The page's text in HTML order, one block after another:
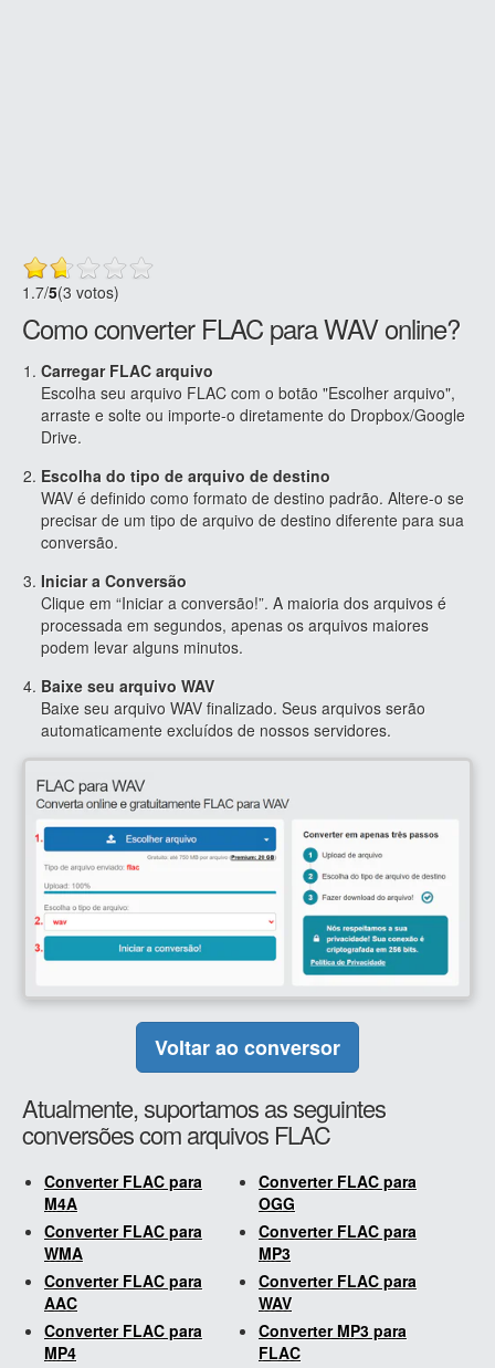
1.7/5(3 votos)
Como converter FLAC para WAV online?
Carregar FLAC arquivo
Escolha seu arquivo FLAC com o botão "Escolher arquivo",
arraste e solte ou importe-o diretamente do Dropbox/Google
Drive.
Escolha do tipo de arquivo de destino
WAV é definido como formato de destino padrão. Altere-o se
precisar de um tipo de arquivo de destino diferente para sua
conversão.
Iniciar a Conversão
Clique em “Iniciar a conversão!”. A maioria dos arquivos é
processada em segundos, apenas os arquivos maiores
podem levar alguns minutos.
Baixe seu arquivo WAV
Baixe seu arquivo WAV finalizado. Seus arquivos serão
automaticamente excluídos de nossos servidores.
Voltar ao conversor
Atualmente, suportamos as seguintes
conversões com arquivos FLAC
Converter FLAC para
M4A
Converter FLAC para
OGG
Converter FLAC para
WMA
Converter FLAC para
MP3
Converter FLAC para
AAC
Converter FLAC para
WAV
Converter FLAC para
MP4
Converter MP3 para
FLAC